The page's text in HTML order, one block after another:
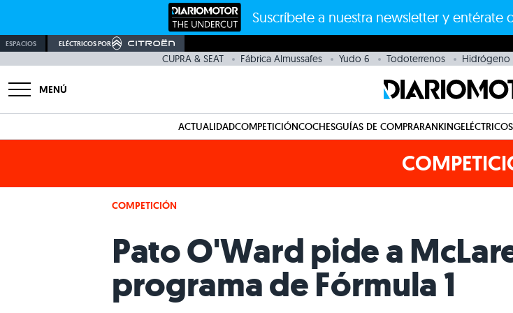
Suscríbete a nuestra newsletter y entérate
ESPACIOS ELÉCTRICOS POR
CUPRA & SEAT Fábrica Almussafes Yudo 6 Todoterrenos Hidrógeno
MENÚ
ACTUALIDADCOMPETICIÓNCOCHESGUÍAS DE COMPRARANKINGELÉCTRICOS
COMPETICIÓN
Pato O'Ward pide a
programa de Fórmula 1